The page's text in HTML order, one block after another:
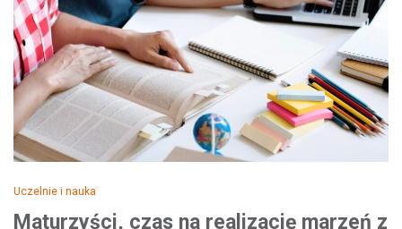
Uczelnie i nauka
Maturzyści, czas na realizację marzeń z